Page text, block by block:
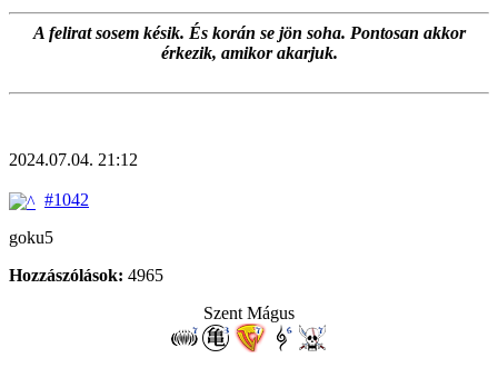
A felirat sosem késik. És korán se jön soha. Pontosan akkor
érkezik, amikor akarjuk.
2024.07.04. 21:12
#1042
goku5
Hozzászólások: 4965
Szent Mágus